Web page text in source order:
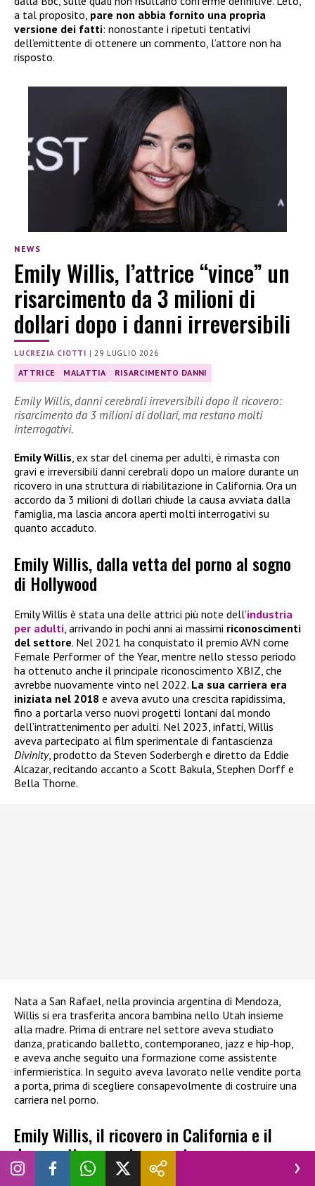
a tal proposito, pare non abbia fornito una propria
versione dei fatti: nonostante i ripetuti tentativi
dell’emittente di ottenere un commento, l’attore non ha
risposto.
NEWS
Emily Willis, l’attrice “vince” un
risarcimento da 3 milioni di
dollari dopo i danni irreversibili
LUCREZIA CIOTTI |29 LUGLIO 2026
ATTRICE MALATTIA RISARCIMENTO DANNI
Emily Willis, danni cerebrali irreversibili dopo il ricovero:
risarcimento da 3 milioni di dollari, ma restano molti
interrogativi.
Emily Willis, ex star del cinema per adulti, è rimasta con
gravi e irreversibili danni cerebrali dopo un malore durante un
ricovero in una struttura di riabilitazione in California. Ora un
accordo da 3 milioni di dollari chiude la causa avviata dalla
famiglia, ma lascia ancora aperti molti interrogativi su
quanto accaduto.
Emily Willis, dalla vetta del porno al sogno
di Hollywood
Emily Willis è stata una delle attrici più note dell’industria
per adulti , arrivando in pochi anni ai massimi riconoscimenti
del settore. Nel 2021 ha conquistato il premio AVN come
Female Performer of the Year, mentre nello stesso periodo
ha ottenuto anche il principale riconoscimento XBIZ, che
avrebbe nuovamente vinto nel 2022. La sua carriera era
iniziata nel 2018 e aveva avuto una crescita rapidissima,
fino a portarla verso nuovi progetti lontani dal mondo
dell’intrattenimento per adulti. Nel 2023, infatti, Willis
aveva partecipato al film sperimentale di fantascienza
Divinity, prodotto da Steven Soderbergh e diretto da Eddie
Alcazar, recitando accanto a Scott Bakula, Stephen Dorff e
Bella Thorne.
Nata a San Rafael, nella provincia argentina di Mendoza,
Willis si era trasferita ancora bambina nello Utah insieme
alla madre. Prima di entrare nel settore aveva studiato
danza, praticando balletto, contemporaneo, jazz e hip-hop,
e aveva anche seguito una formazione come assistente
infermieristica. In seguito aveva lavorato nelle vendite porta
a porta, prima di scegliere consapevolmente di costruire una
carriera nel porno.
Emily Willis, il ricovero in California e il
drammatico peggioramento